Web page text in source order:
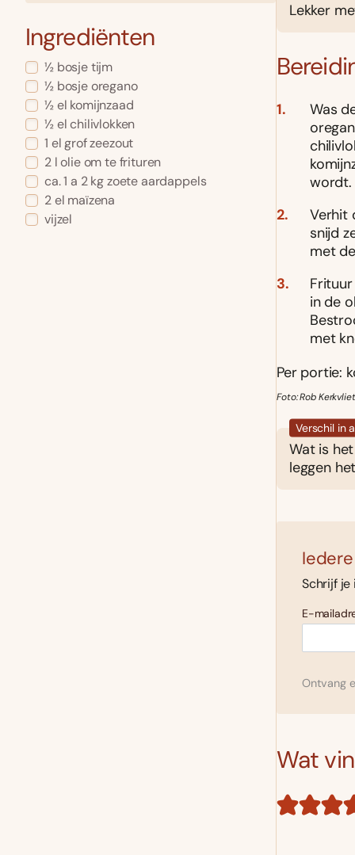
Ingrediënten
½ bosje tijm
½ bosje oregano
½ el komijnzaad
½ el chilivlokken
1 el grof zeezout
2 l olie om te frituren
ca. 1 a 2 kg zoete aardappels
2 el maïzena
vijzel
Lekker
Was
wordt.
Verhit
snijd
met
in de
met
Per portie:
Foto: Rob
Verschil in
Wat is
leggen
Schrijf je
E-
Ontvang
Wat